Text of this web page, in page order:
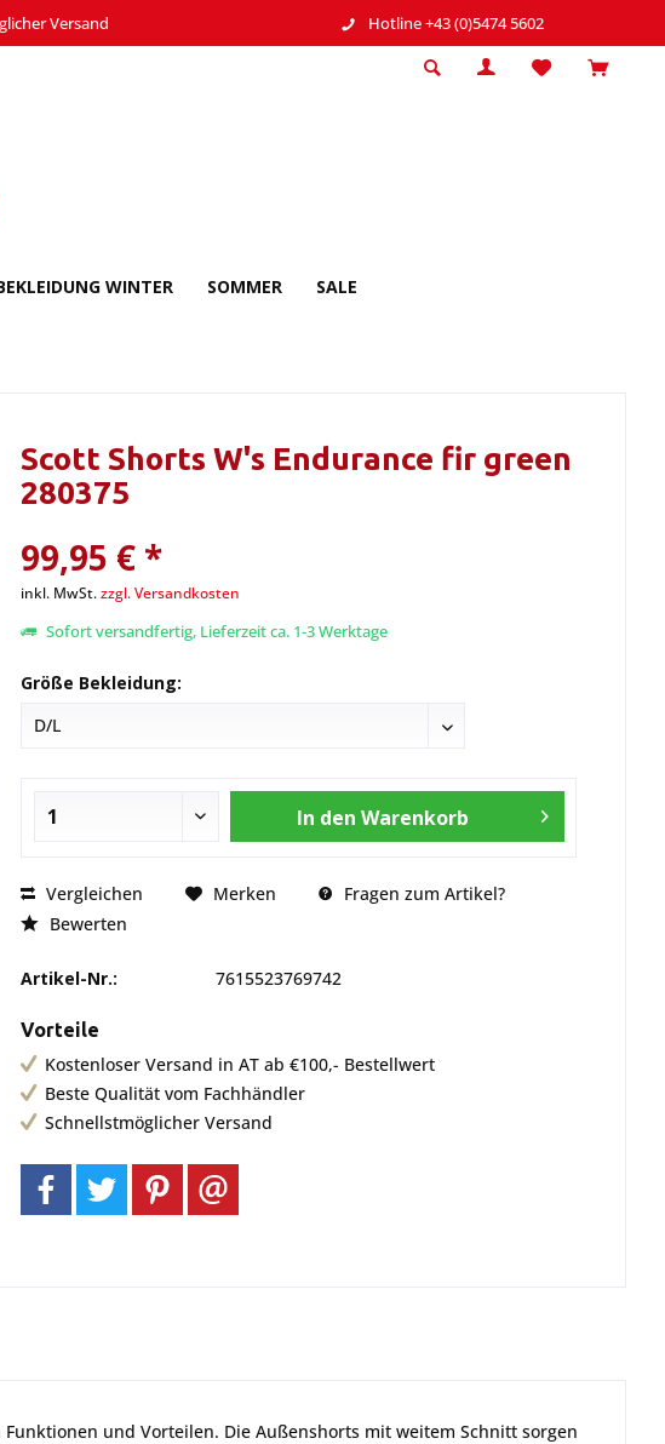
Versand Hotline +43 (0)5474 5602
WINTER SOMMER SALE
Scott Shorts W's Endurance fir green
280375
99,95 € *
inkl. MwSt.zzgl. Versandkosten
Sofort versandfertig, Lieferzeit ca. 1-3 Werktage
Größe Bekleidung:
In den Warenkorb
Vergleichen Merken
Fragen zum Artikel?
Bewerten
Artikel-Nr.: 7615523769742
Vorteile
Kostenloser Versand in AT ab €100,- Bestellwert
Beste Qualität vom Fachhändler
Schnellstmöglicher Versand
und Vorteilen. Die Außenshorts mit weitem Schnitt sorgen